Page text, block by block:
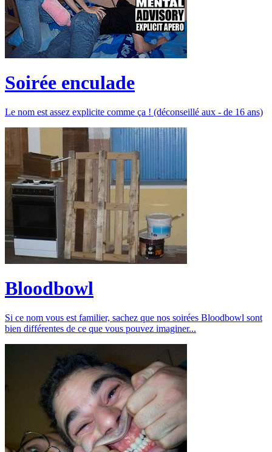
Soirée enculade
Le nom est assez explicite comme ça ! (déconseillé aux - de 16 ans)
Bloodbowl
Si ce nom vous est familier, sachez que nos soirées Bloodbowl sont
bien différentes de ce que vous pouvez imaginer...